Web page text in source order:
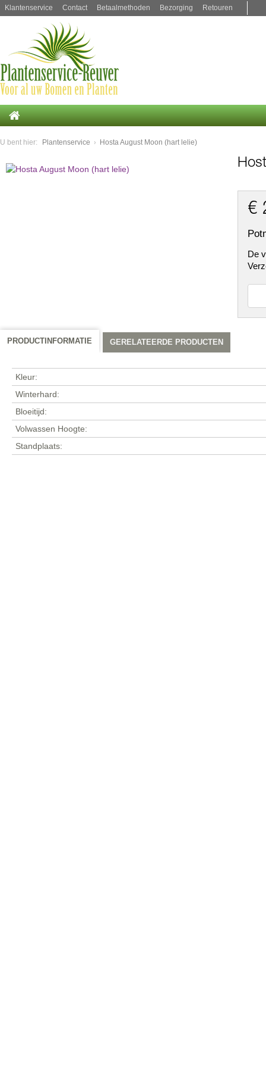
Klantenservice Contact Betaalmethoden Bezorging Retouren
U bent hier: Plantenservice Hosta August Moon (hart lelie)
€
De
PRODUCTINFORMATIE GERELATEERDE PRODUCTEN
Kleur:
Winterhard:
Bloeitijd:
Volwassen Hoogte:
Standplaats: